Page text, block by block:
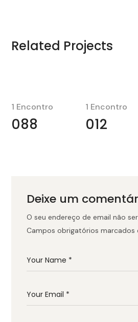
Related Projects
1 Encontro
088
1 Encontro
012
Deixe um
O seu endereço de email não
Campos obrigatórios marcados